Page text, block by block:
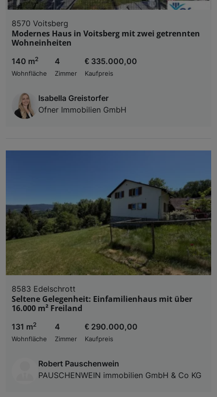
8570 Voitsberg
Modernes Haus in Voitsberg mit zwei getrennten
Wohneinheiten
140 m2
Wohnfläche
4
Zimmer
€ 335.000,00
Kaufpreis
Isabella Greistorfer
Ofner Immobilien GmbH
8583 Edelschrott
Seltene Gelegenheit: Einfamilienhaus mit über
16.000 m² Freiland
131 m2
Wohnfläche
4
Zimmer
€ 290.000,00
Kaufpreis
Robert Pauschenwein
PAUSCHENWEIN immobilien GmbH & Co KG